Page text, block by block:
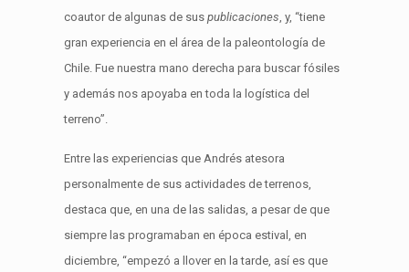
coautor de algunas de suspublicaciones, y, “tiene
gran experiencia en el área de la paleontología de
Chile. Fue nuestra mano derecha para buscar fósiles
y además nos apoyaba en toda la logística del
terreno”.
Entre las experiencias que Andrés atesora
personalmente de sus actividades de terrenos,
destaca que, en una de las salidas, a pesar de que
siempre las programaban en época estival, en
diciembre, “empezó a llover en la tarde, así es que